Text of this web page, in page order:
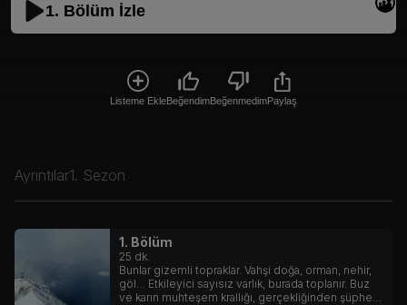
1. Bölüm İzle
Listeme EkleBeğendimBeğenmedimPaylaş
Ayrıntılar1. Sezon
1. Bölüm
25 dk.
Bunlar gizemli topraklar. Vahşi doğa, orman, nehir,
göl… Etkileyici sayısız varlık, burada toplanır. Buz
ve karın muhteşem krallığı, gerçekliğinden şüphe